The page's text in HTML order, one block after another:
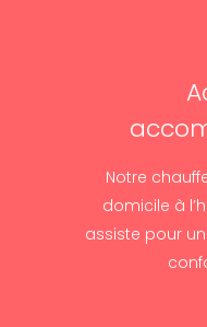
Notre
domicile à
assiste pour